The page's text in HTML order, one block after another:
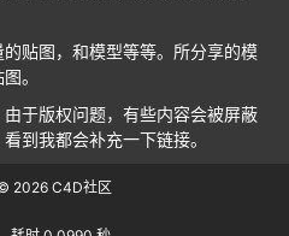
贴图，和模型等等。所分享的模
。
于版权问题，有些内容会被屏蔽
到我都会补充一下链接。
2026 C4D社区